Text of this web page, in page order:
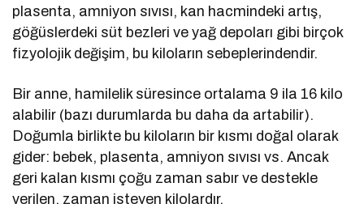
plasenta, amniyon sıvısı, kan hacmindeki artış,
göğüslerdeki süt bezleri ve yağ depoları gibi birçok
fizyolojik değişim, bu kiloların sebeplerindendir.
Bir anne, hamilelik süresince ortalama 9 ila 16 kilo
alabilir (bazı durumlarda bu daha da artabilir).
Doğumla birlikte bu kiloların bir kısmı doğal olarak
gider: bebek, plasenta, amniyon sıvısı vs. Ancak
geri kalan kısmı çoğu zaman sabır ve destekle
verilen, zaman isteyen kilolardır.